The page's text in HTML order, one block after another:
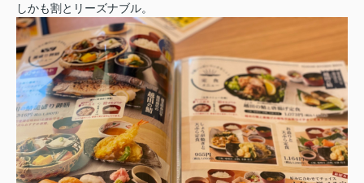
しかも割とリーズナブル。